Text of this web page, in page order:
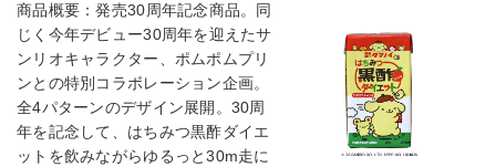
商品概要：発売30周年記念商品。同
じく今年デビュー30周年を迎えたサ
ンリオキャラクター、ポムポムプリ
ンとの特別コラボレーション企画。
全4パターンのデザイン展開。30周
年を記念して、はちみつ黒酢ダイエ
ットを飲みながらゆるっと30m走に